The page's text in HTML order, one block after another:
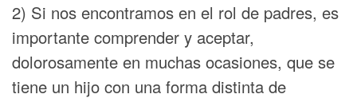
2) Si nos encontramos en el rol de padres, es
importante comprender y aceptar,
dolorosamente en muchas ocasiones, que se
tiene un hijo con una forma distinta de